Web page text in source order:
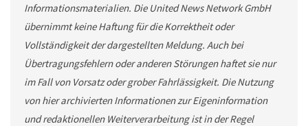
Informationsmaterialien. Die United News Network GmbH
übernimmt keine Haftung für die Korrektheit oder
Vollständigkeit der dargestellten Meldung. Auch bei
Übertragungsfehlern oder anderen Störungen haftet sie nur
im Fall von Vorsatz oder grober Fahrlässigkeit. Die Nutzung
von hier archivierten Informationen zur Eigeninformation
und redaktionellen Weiterverarbeitung ist in der Regel